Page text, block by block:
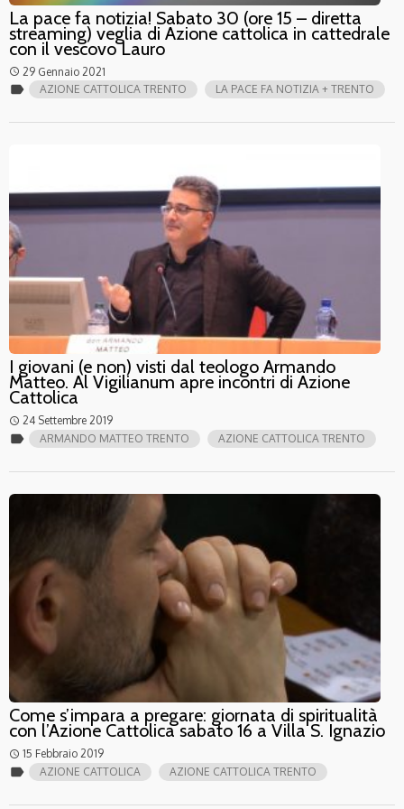
La pace fa notizia! Sabato 30 (ore 15 – diretta
streaming) veglia di Azione cattolica in cattedrale
con il vescovo Lauro
access_time 29 Gennaio 2021
label AZIONE CATTOLICA TRENTO LA PACE FA NOTIZIA + TRENTO
I giovani (e non) visti dal teologo Armando
Matteo. Al Vigilianum apre incontri di Azione
Cattolica
access_time 24 Settembre 2019
label ARMANDO MATTEO TRENTO AZIONE CATTOLICA TRENTO
Come s’impara a pregare: giornata di spiritualità
con l’Azione Cattolica sabato 16 a Villa S. Ignazio
access_time 15 Febbraio 2019
label AZIONE CATTOLICA AZIONE CATTOLICA TRENTO